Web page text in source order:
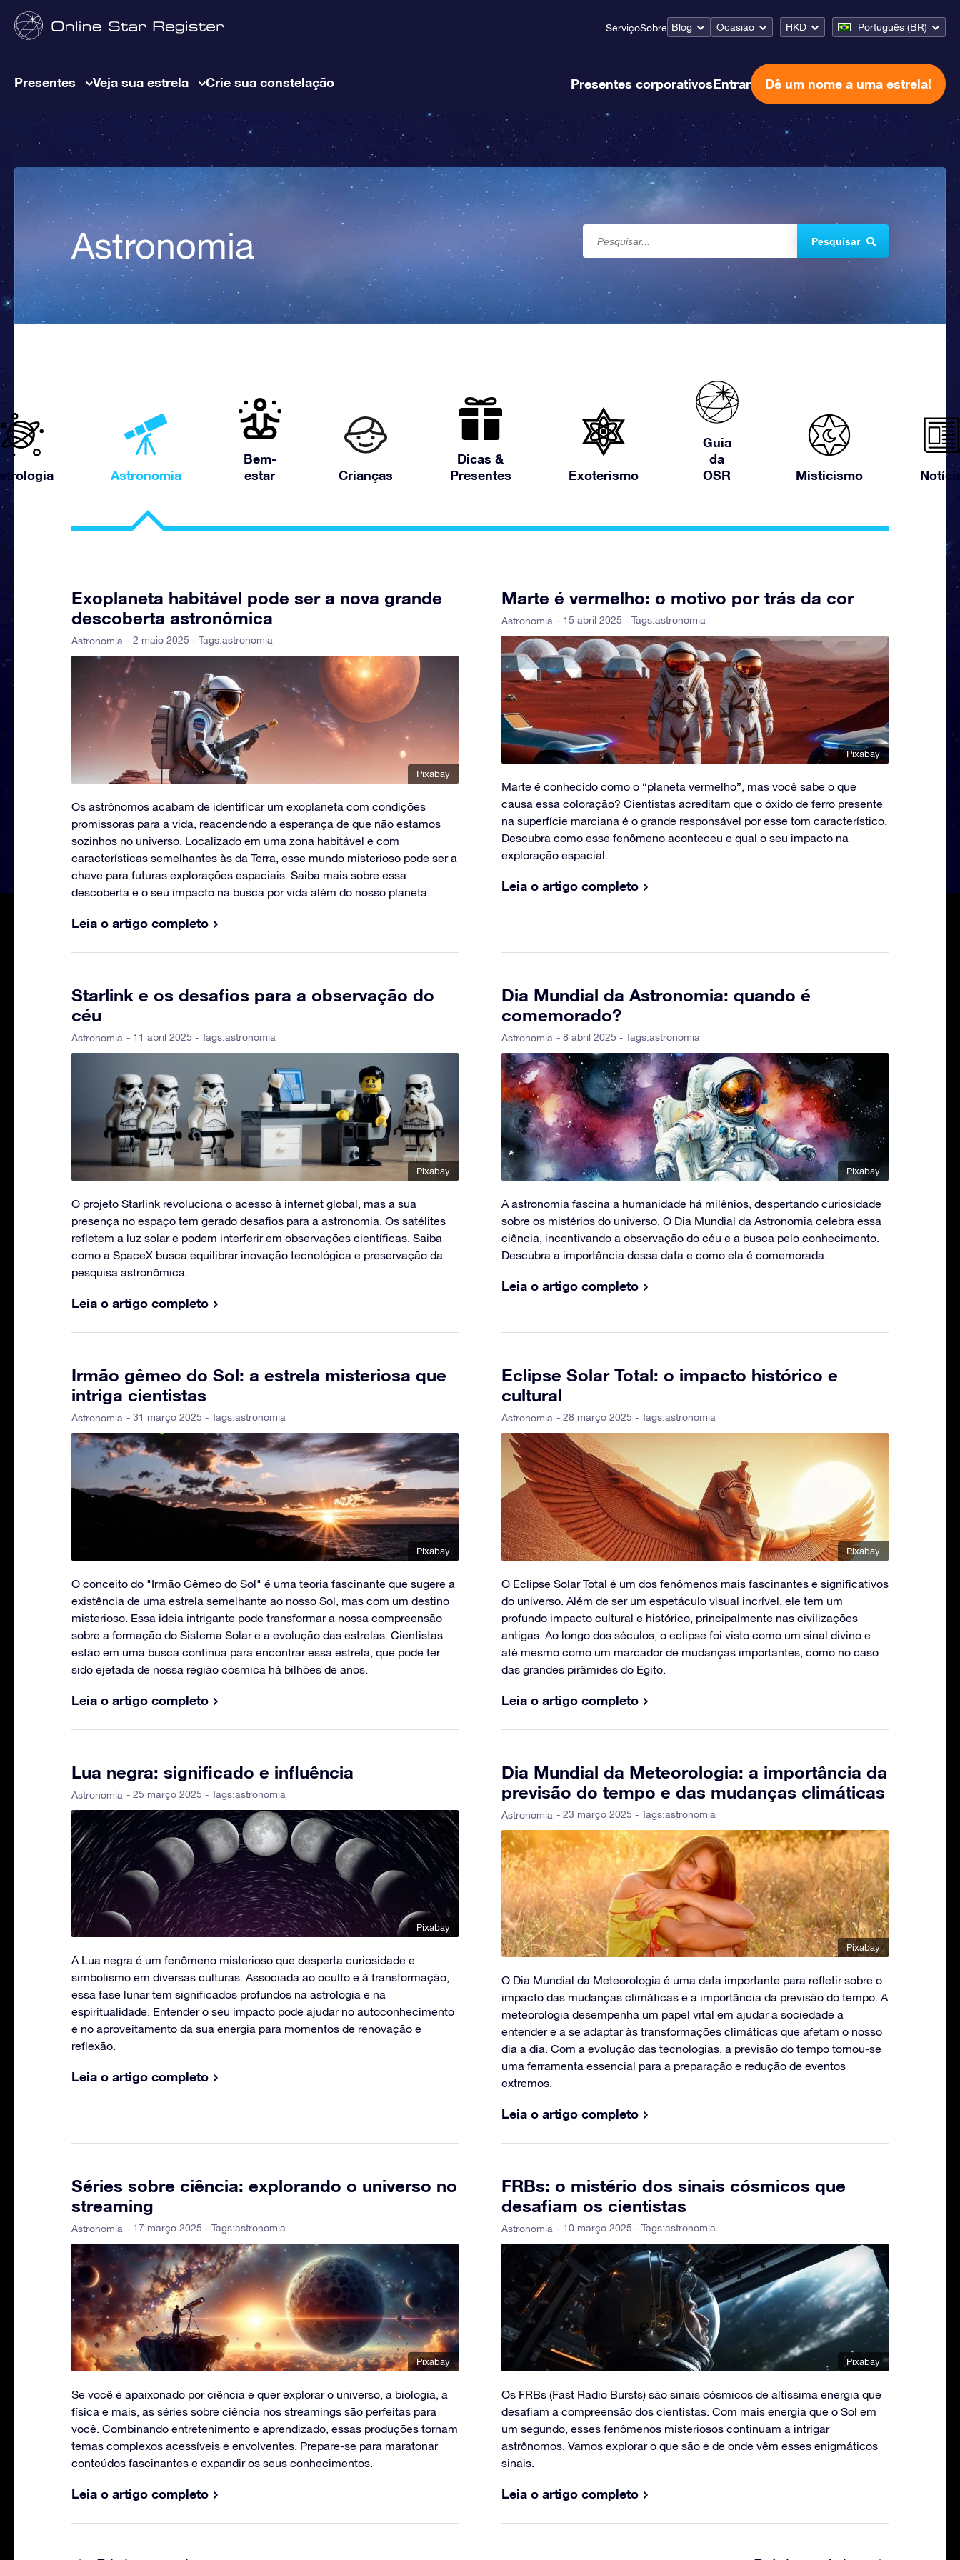
ServiçoSobre Blog Ocasião HKD Português (BR)
Presentes Veja sua estrela Crie sua constelação Presentes corporativosEntrar Dê um nome a uma estrela!
Astronomia Pesquisar
Astronomia
Bem-
estar
Crianças
Dicas &
Presentes
Exoterismo
Guia
da
OSR
Misticismo
Exoplaneta habitável pode ser a nova grande
descoberta astronômica
Astronomia - 2 maio 2025 - Tags:astronomia
Pixabay
Os astrônomos acabam de identificar um exoplaneta com condições
promissoras para a vida, reacendendo a esperança de que não estamos
sozinhos no universo. Localizado em uma zona habitável e com
características semelhantes às da Terra, esse mundo misterioso pode ser a
chave para futuras explorações espaciais. Saiba mais sobre essa
descoberta e o seu impacto na busca por vida além do nosso planeta.
Leia o artigo completo
Marte é vermelho: o motivo por trás da cor
Astronomia - 15 abril 2025 - Tags:astronomia
Pixabay
Marte é conhecido como o “planeta vermelho”, mas você sabe o que
causa essa coloração? Cientistas acreditam que o óxido de ferro presente
na superfície marciana é o grande responsável por esse tom característico.
Descubra como esse fenômeno aconteceu e qual o seu impacto na
exploração espacial.
Leia o artigo completo
Starlink e os desafios para a observação do
céu
Astronomia - 11 abril 2025 - Tags:astronomia
Pixabay
O projeto Starlink revoluciona o acesso à internet global, mas a sua
presença no espaço tem gerado desafios para a astronomia. Os satélites
refletem a luz solar e podem interferir em observações científicas. Saiba
como a SpaceX busca equilibrar inovação tecnológica e preservação da
pesquisa astronômica.
Leia o artigo completo
Dia Mundial da Astronomia: quando é
comemorado?
Astronomia - 8 abril 2025 - Tags:astronomia
Pixabay
A astronomia fascina a humanidade há milênios, despertando curiosidade
sobre os mistérios do universo. O Dia Mundial da Astronomia celebra essa
ciência, incentivando a observação do céu e a busca pelo conhecimento.
Descubra a importância dessa data e como ela é comemorada.
Leia o artigo completo
Irmão gêmeo do Sol: a estrela misteriosa que
intriga cientistas
Astronomia - 31 março 2025 - Tags:astronomia
Pixabay
O conceito do "Irmão Gêmeo do Sol" é uma teoria fascinante que sugere a
existência de uma estrela semelhante ao nosso Sol, mas com um destino
misterioso. Essa ideia intrigante pode transformar a nossa compreensão
sobre a formação do Sistema Solar e a evolução das estrelas. Cientistas
estão em uma busca contínua para encontrar essa estrela, que pode ter
sido ejetada de nossa região cósmica há bilhões de anos.
Leia o artigo completo
Eclipse Solar Total: o impacto histórico e
cultural
Astronomia - 28 março 2025 - Tags:astronomia
Pixabay
O Eclipse Solar Total é um dos fenômenos mais fascinantes e significativos
do universo. Além de ser um espetáculo visual incrível, ele tem um
profundo impacto cultural e histórico, principalmente nas civilizações
antigas. Ao longo dos séculos, o eclipse foi visto como um sinal divino e
até mesmo como um marcador de mudanças importantes, como no caso
das grandes pirâmides do Egito.
Leia o artigo completo
Lua negra: significado e influência
Astronomia - 25 março 2025 - Tags:astronomia
Pixabay
A Lua negra é um fenômeno misterioso que desperta curiosidade e
simbolismo em diversas culturas. Associada ao oculto e à transformação,
essa fase lunar tem significados profundos na astrologia e na
espiritualidade. Entender o seu impacto pode ajudar no autoconhecimento
e no aproveitamento da sua energia para momentos de renovação e
reflexão.
Leia o artigo completo
Dia Mundial da Meteorologia: a importância da
previsão do tempo e das mudanças climáticas
Astronomia - 23 março 2025 - Tags:astronomia
Pixabay
O Dia Mundial da Meteorologia é uma data importante para refletir sobre o
impacto das mudanças climáticas e a importância da previsão do tempo. A
meteorologia desempenha um papel vital em ajudar a sociedade a
entender e a se adaptar às transformações climáticas que afetam o nosso
dia a dia. Com a evolução das tecnologias, a previsão do tempo tornou-se
uma ferramenta essencial para a preparação e redução de eventos
extremos.
Leia o artigo completo
Séries sobre ciência: explorando o universo no
streaming
Astronomia - 17 março 2025 - Tags:astronomia
Pixabay
Se você é apaixonado por ciência e quer explorar o universo, a biologia, a
física e mais, as séries sobre ciência nos streamings são perfeitas para
você. Combinando entretenimento e aprendizado, essas produções tornam
temas complexos acessíveis e envolventes. Prepare-se para maratonar
conteúdos fascinantes e expandir os seus conhecimentos.
Leia o artigo completo
FRBs: o mistério dos sinais cósmicos que
desafiam os cientistas
Astronomia - 10 março 2025 - Tags:astronomia
Pixabay
Os FRBs (Fast Radio Bursts) são sinais cósmicos de altíssima energia que
desafiam a compreensão dos cientistas. Com mais energia que o Sol em
um segundo, esses fenômenos misteriosos continuam a intrigar
astrônomos. Vamos explorar o que são e de onde vêm esses enigmáticos
sinais.
Leia o artigo completo